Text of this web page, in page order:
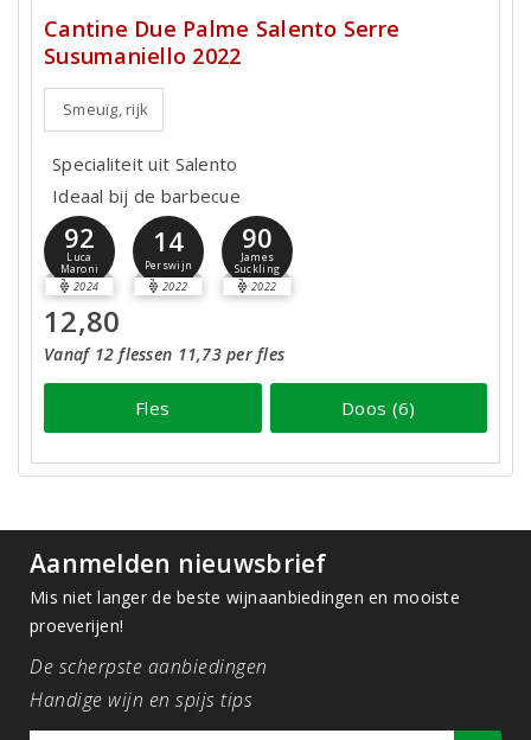
Cantine Due Palme Salento Serre
Susumaniello 2022
Smeuïg, rijk
Specialiteit uit Salento
Ideaal bij de barbecue
92
Luca
Maroni
2024
14
Perswijn
2022
90
James
Suckling
2022
12,80
Vanaf 12 flessen 11,73 per fles
Fles Doos (6)
Aanmelden nieuwsbrief
Mis niet langer de beste wijnaanbiedingen en mooiste
proeverijen!
De scherpste aanbiedingen
Handige wijn en spijs tips